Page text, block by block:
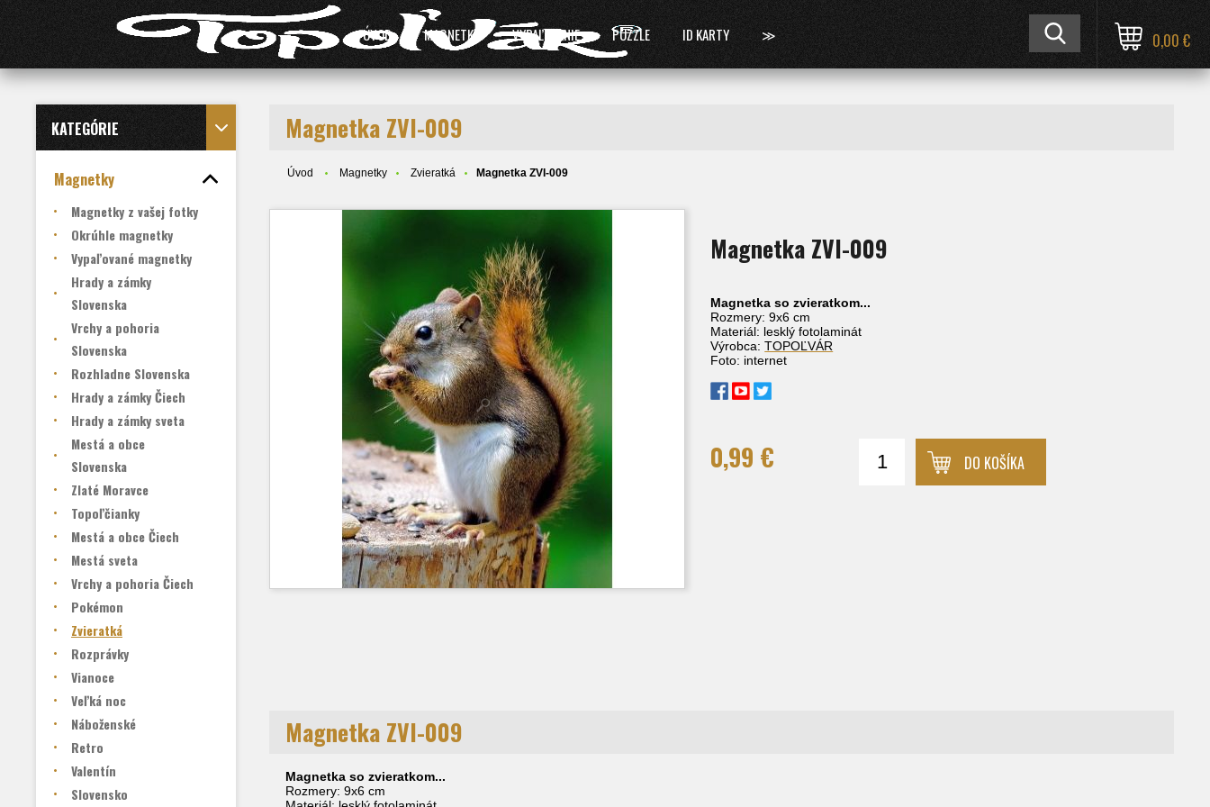
ÚVOD MAGNETKY VYPAĽOVANIE PUZZLE ID KARTY ≫ 0,00 €
KATEGÓRIE
Magnetky
Magnetky z vašej fotky
Okrúhle magnetky
Vypaľované magnetky
Hrady a zámky
Slovenska
Vrchy a pohoria
Slovenska
Rozhladne Slovenska
Hrady a zámky Čiech
Hrady a zámky sveta
Mestá a obce
Slovenska
Zlaté Moravce
Topoľčianky
Mestá a obce Čiech
Mestá sveta
Vrchy a pohoria Čiech
Pokémon
Zvieratká
Rozprávky
Vianoce
Veľká noc
Náboženské
Retro
Valentín
Slovensko
Magnetka ZVI-009
Úvod Magnetky Zvieratká Magnetka ZVI-009
Magnetka ZVI-009
Magnetka so zvieratkom...
Rozmery: 9x6 cm
Materiál: lesklý fotolaminát
Výrobca:TOPOĽVÁR
Foto: internet
0,99 € DO KOŠÍKA
Magnetka ZVI-009
Magnetka so zvieratkom...
Rozmery: 9x6 cm